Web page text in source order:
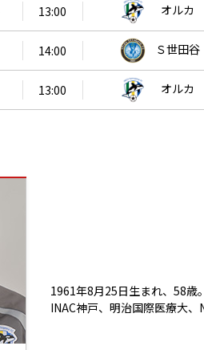
13:00 オルカ
14:00 Ｓ世田谷
13:00 オルカ
1961年8月25日生まれ、58歳
INAC神戸、明治国際医療大